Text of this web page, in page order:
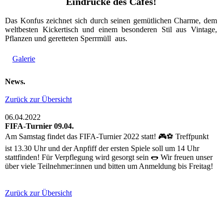
Das Konfus zeichnet sich durch seinen gemütlichen Charme, dem
weltbesten Kickertisch und einem besonderen Stil aus Vintage,
Pflanzen und geretteten Sperrmüll aus.
Galerie
News.
Zurück zur Übersicht
06.04.2022
FIFA-Turnier 09.04.
Am Samstag findet das FIFA-Turnier 2022 statt! 🎮⚽️ Treffpunkt
ist 13.30 Uhr und der Anpfiff der ersten Spiele soll um 14 Uhr
stattfinden! Für Verpflegung wird gesorgt sein 🌭 Wir freuen unser
über viele Teilnehmer:innen und bitten um Anmeldung bis Freitag!
Zurück zur Übersicht